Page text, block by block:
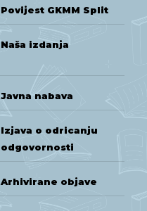
Povijest GKMM Split
Naša izdanja
Javna nabava
Izjava o odricanju
odgovornosti
Arhivirane objave